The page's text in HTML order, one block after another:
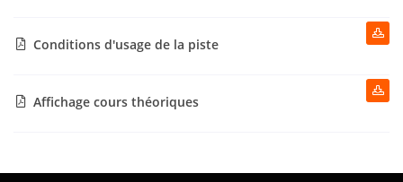
Galerie
Restez
 Conditions d'usage de la piste

 Affichage cours théoriques
